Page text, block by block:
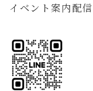
イベント案内配